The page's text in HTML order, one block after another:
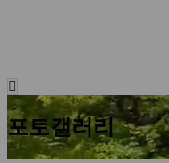
포토갤러리